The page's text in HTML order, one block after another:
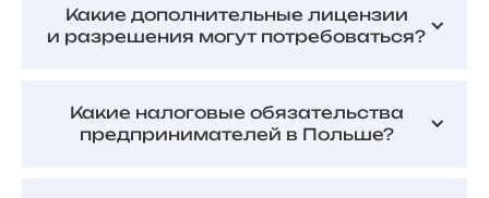
Какие дополнительные лицензии
и разрешения могут потребоваться?
Какие налоговые обязательства
предпринимателей в Польше?